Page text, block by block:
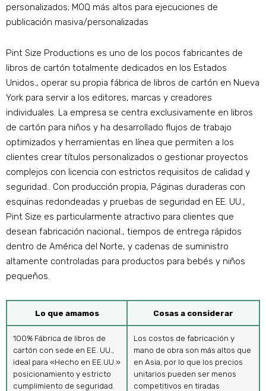
personalizados; MOQ más altos para ejecuciones de
publicación masiva/personalizadas
Pint Size Productions es uno de los pocos fabricantes de
libros de cartón totalmente dedicados en los Estados
Unidos., operar su propia fábrica de libros de cartón en Nueva
York para servir a los editores, marcas y creadores
individuales. La empresa se centra exclusivamente en libros
de cartón para niños y ha desarrollado flujos de trabajo
optimizados y herramientas en línea que permiten a los
clientes crear títulos personalizados o gestionar proyectos
complejos con licencia con estrictos requisitos de calidad y
seguridad.. Con producción propia, Páginas duraderas con
esquinas redondeadas y pruebas de seguridad en EE. UU.,
Pint Size es particularmente atractivo para clientes que
desean fabricación nacional., tiempos de entrega rápidos
dentro de América del Norte, y cadenas de suministro
altamente controladas para productos para bebés y niños
pequeños.
Lo que amamos Cosas a considerar
100% Fábrica de libros de
cartón con sede en EE. UU.,
ideal para «Hecho en EE.UU.»
posicionamiento y estricto
cumplimiento de seguridad.
Los costos de fabricación y
mano de obra son más altos que
en Asia, por lo que los precios
unitarios pueden ser menos
competitivos en tiradas